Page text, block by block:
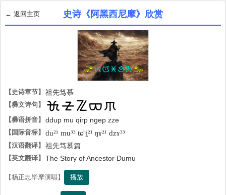
← 返回主页 史诗《阿黑西尼摩》欣赏
【史诗章节】 祖先笃慕
【彝文诗句】 
【彝语拼音】 ddup mu qirp ngep zze
【国际音标】 du²¹ mu³³ tɕʰi̠²¹ ŋɤ²¹ dzɤ³³
【汉语翻译】 祖先笃慕篇
【英文翻译】 The Story of Ancestor Dumu
【杨正忠毕摩演唱】 播放